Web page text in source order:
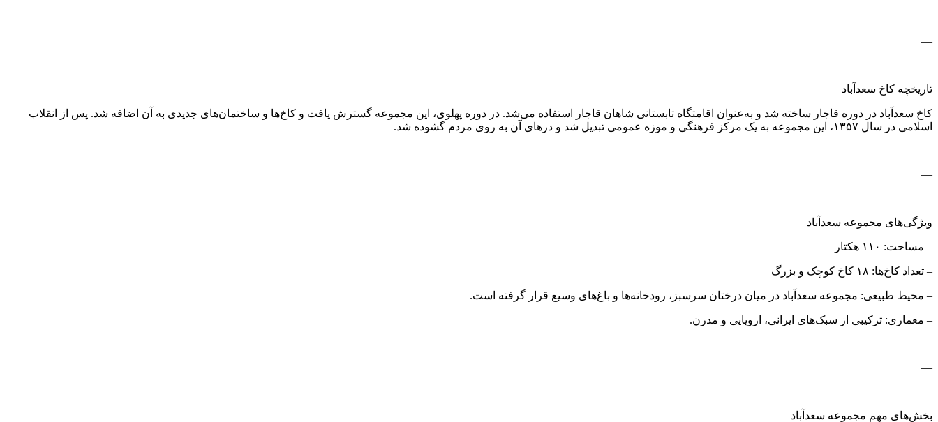
—
تاریخچه کاخ سعدآباد
کاخ سعدآباد در دوره قاجار ساخته شد و به‌عنوان اقامتگاه تابستانی شاهان قاجار استفاده می‌شد. در دوره پهلوی، این مجموعه گسترش یافت و کاخ‌ها و ساختمان‌های جدیدی به آن اضافه شد. پس از انقلاب
اسلامی در سال ۱۳۵۷، این مجموعه به یک مرکز فرهنگی و موزه عمومی تبدیل شد و درهای آن به روی مردم گشوده شد.
—
ویژگی‌های مجموعه سعدآباد
– مساحت: ۱۱۰ هکتار
– تعداد کاخ‌ها: ۱۸ کاخ کوچک و بزرگ
– محیط طبیعی: مجموعه سعدآباد در میان درختان سرسبز، رودخانه‌ها و باغ‌های وسیع قرار گرفته است.
– معماری: ترکیبی از سبک‌های ایرانی، اروپایی و مدرن.
—
بخش‌های مهم مجموعه سعدآباد